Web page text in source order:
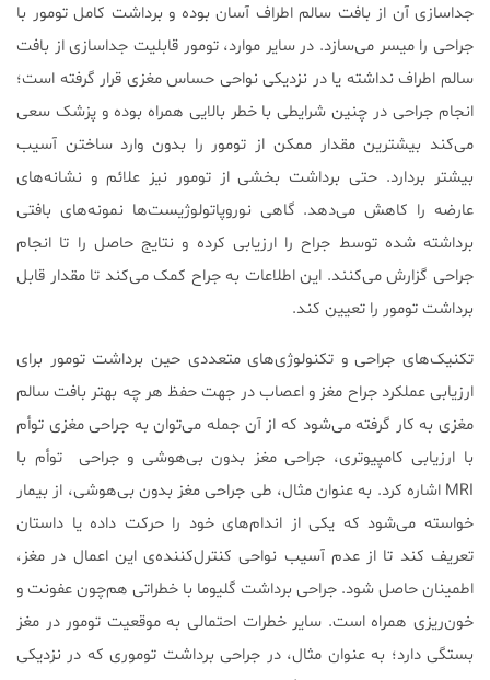
جداسازی آن از بافت سالم اطراف آسان بوده و برداشت کامل تومور با
جراحی را میسر می‌سازد. در سایر موارد، تومور قابلیت جداسازی از بافت
سالم اطراف نداشته یا در نزدیکی نواحی حساس مغزی قرار گرفته است؛
انجام جراحی در چنین شرایطی با خطر بالایی همراه بوده و پزشک سعی
می‌کند بیشترین مقدار ممکن از تومور را بدون وارد ساختن آسیب
بیشتر بردارد. حتی برداشت بخشی از تومور نیز علائم و نشانه‌های
عارضه را کاهش می‌دهد. گاهی نوروپاتولوژیست‌ها نمونه‌های بافتی
برداشته شده توسط جراح را ارزیابی کرده و نتایج حاصل را تا انجام
جراحی گزارش می‌کنند. این اطلاعات به جراح کمک می‌کند تا مقدار قابل
برداشت تومور را تعیین کند.
تکنیک‌های جراحی و تکنولوژی‌های متعددی حین برداشت تومور برای
ارزیابی عملکرد جراح مغز و اعصاب در جهت حفظ هر چه بهتر بافت سالم
مغزی به کار گرفته می‌شود که از آن جمله می‌توان به جراحی مغزی توأم
با ارزیابی کامپیوتری، جراحی مغز بدون بی‌هوشی و جراحی توأم با
MRI اشاره کرد. به عنوان مثال، طی جراحی مغز بدون بی‌هوشی، از بیمار
خواسته می‌شود که یکی از اندام‌های خود را حرکت داده یا داستان
تعریف کند تا از عدم آسیب نواحی کنترل‌کننده‌ی این اعمال در مغز،
اطمینان حاصل شود. جراحی برداشت گلیوما با خطراتی هم‌چون عفونت و
خون‌ریزی همراه است. سایر خطرات احتمالی به موقعیت تومور در مغز
بستگی دارد؛ به عنوان مثال، در جراحی برداشت توموری که در نزدیکی